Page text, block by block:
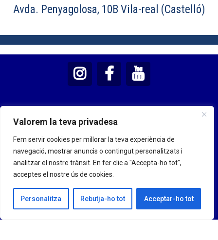
Valorem la teva privadesa
Fem servir cookies per millorar la teva experiència de
navegació, mostrar anuncis o contingut personalitzats i
analitzar el nostre trànsit. En fer clic a "Accepta-ho tot",
acceptes el nostre ús de cookies.
Personalitza Rebutja-ho tot Acceptar-ho tot
Avda. Penyagolosa, 10B Vila-real (Castelló)